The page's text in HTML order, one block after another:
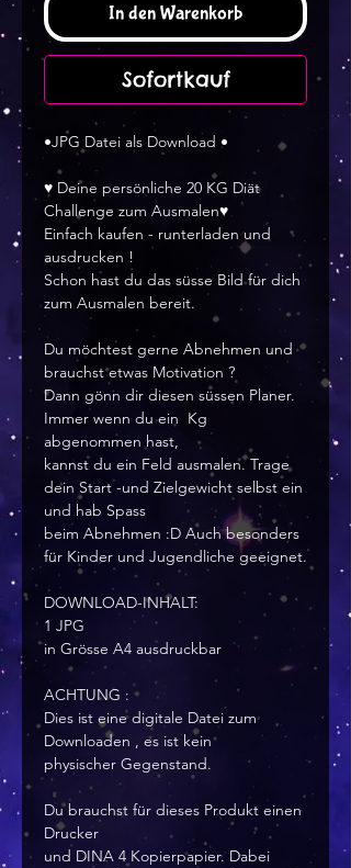
In den Warenkorb
Sofortkauf
•JPG Datei als Download •
♥ Deine persönliche 20 KG Diät
Challenge zum Ausmalen♥
Einfach kaufen - runterladen und
ausdrucken !
Schon hast du das süsse Bild für dich
zum Ausmalen bereit.
Du möchtest gerne Abnehmen und
brauchst etwas Motivation ?
Dann gönn dir diesen süssen Planer.
Immer wenn du ein Kg
abgenommen hast,
kannst du ein Feld ausmalen. Trage
dein Start -und Zielgewicht selbst ein
und hab Spass
beim Abnehmen :D Auch besonders
für Kinder und Jugendliche geeignet.
DOWNLOAD-INHALT:
1 JPG
in Grösse A4 ausdruckbar
ACHTUNG :
Dies ist eine digitale Datei zum
Downloaden , es ist kein
physischer Gegenstand.
Du brauchst für dieses Produkt einen
Drucker
und DINA 4 Kopierpapier. Dabei